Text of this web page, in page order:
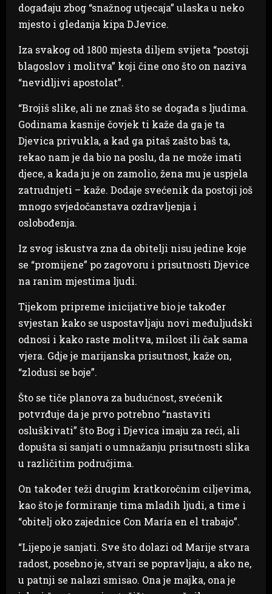
događaju zbog “snažnog utjecaja” ulaska u neko
mjesto i gledanja kipa DJevice.
Iza svakog od 1800 mjesta diljem svijeta “postoji
blagoslov i molitva” koji čine ono što on naziva
“nevidljivi apostolat”.
“Brojiš slike, ali ne znaš što se događa s ljudima.
Godinama kasnije čovjek ti kaže da ga je ta
Djevica privukla, a kad ga pitaš zašto baš ta,
rekao nam je da bio na poslu, da ne može imati
djece, a kada ju je on zamolio, žena mu je uspjela
zatrudnjeti – kaže. Dodaje svećenik da postoji još
mnogo svjedočanstava ozdravljenja i
oslobođenja.
Iz svog iskustva zna da obitelji nisu jedine koje
se “promijene” po zagovoru i prisutnosti Djevice
na ranim mjestima ljudi.
Tijekom pripreme inicijative bio je također
svjestan kako se uspostavljaju novi međuljudski
odnosi i kako raste molitva, milost ili čak sama
vjera. Gdje je marijanska prisutnost, kaže on,
“zlodusi se boje”.
Što se tiče planova za budućnost, svećenik
potvrđuje da je prvo potrebno “nastaviti
osluškivati” što Bog i Djevica imaju za reći, ali
dopušta si sanjati o umnažanju prisutnosti slika
u različitim područjima.
On također teži drugim kratkoročnim ciljevima,
kao što je formiranje tima mladih ljudi, a time i
“obitelj oko zajednice Con María en el trabajo”.
“Lijepo je sanjati. Sve što dolazi od Marije stvara
radost, posebno je, stvari se popravljaju, a ako ne,
u patnji se nalazi smisao. Ona je majka, ona je